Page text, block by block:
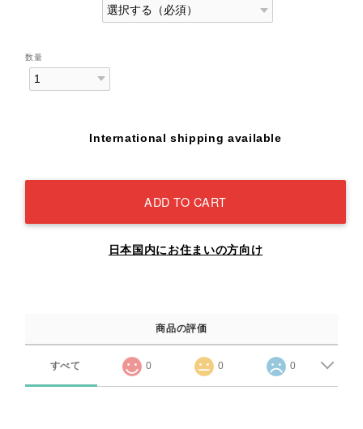
数量
International shipping available
ADD TO CART
日本国内にお住まいの方向け
商品の評価
すべて 0 0 0